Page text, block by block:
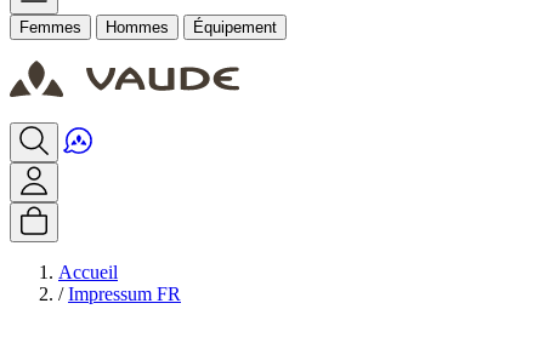
Femmes Hommes Équipement
Accueil
/ Impressum FR